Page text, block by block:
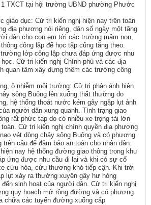
TXCT tại hội trường UBND phường Phước
giáo dục: Cử tri kiến nghị hiện nay trên toàn
địa phương nói riêng, dân số ngày một tăng
dân cho con em tới các trường mầm non,
công lập để học tập cũng tăng theo.
lớp công lập chưa đáp ứng được nhu
Cử tri kiến nghị Chính phủ và các địa
quan tâm xây dựng thêm các trường công
ô nhiễm môi trường: Cử tri phản ánh hiện
sông Buông lên xuống thất thường do
hệ thống thoát nước kém gây ngập lụt ảnh
người dân xung quanh. Tình trạng giao
rất phức tạp do có nhiều xe trọng tải lớn
toàn. Cử tri kiến nghị chính quyền địa phương
vét dòng chảy sông Buông và có phương
trên cầu để đảm bảo an toàn cho nhân dân.
nay hệ thống đường giao thông trong khu
ứng được nhu cầu đi lại và khi có sự cố
cứu hỏa, cứu thương khó tiếp cận. Khi trời
lụt xảy ra thường xuyên gây hư hỏng
sinh hoạt của người dân. Cử tri kiến nghị
quy hoạch mở rộng đường và có phương
chữa các tuyến đường xuống cấp